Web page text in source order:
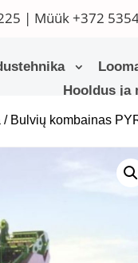
| Müük+372
Hooldus ja
/ Bulvių kombainas